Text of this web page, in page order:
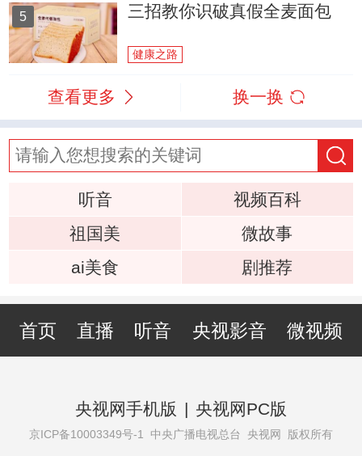
5 三招教你识破真假全麦面包
健康之路
查看更多 换一换
听音
视频百科
祖国美
微故事
ai美食
剧推荐
首页 直播 听音 央视影音 微视频
央视网手机版 | 央视网PC版
京ICP备10003349号-1 中央广播电视总台 央视网 版权所有